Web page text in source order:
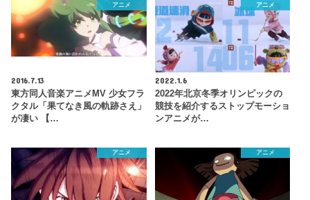
アニメ
2016.7.13
東方同人音楽アニメMV 少女フラ
クタル「果てなき風の軌跡さえ」
が凄い 【…
アニメ
2022.1.6
2022年北京冬季オリンピックの
競技を紹介するストップモーショ
ンアニメが…
アニメ アニメ